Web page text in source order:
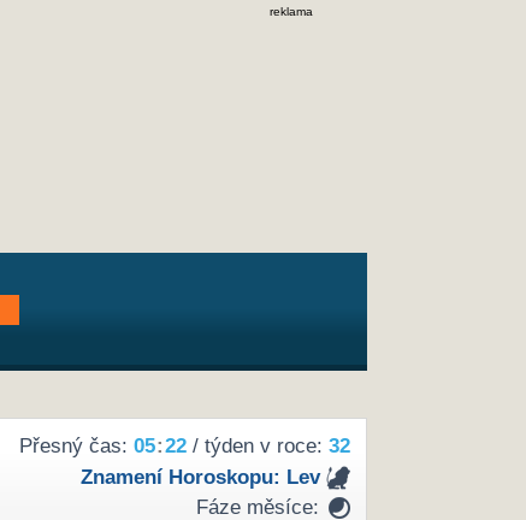
reklama
Přesný čas: 05:22/ týden v roce: 32
Znamení Horoskopu: Lev
Fáze měsíce: